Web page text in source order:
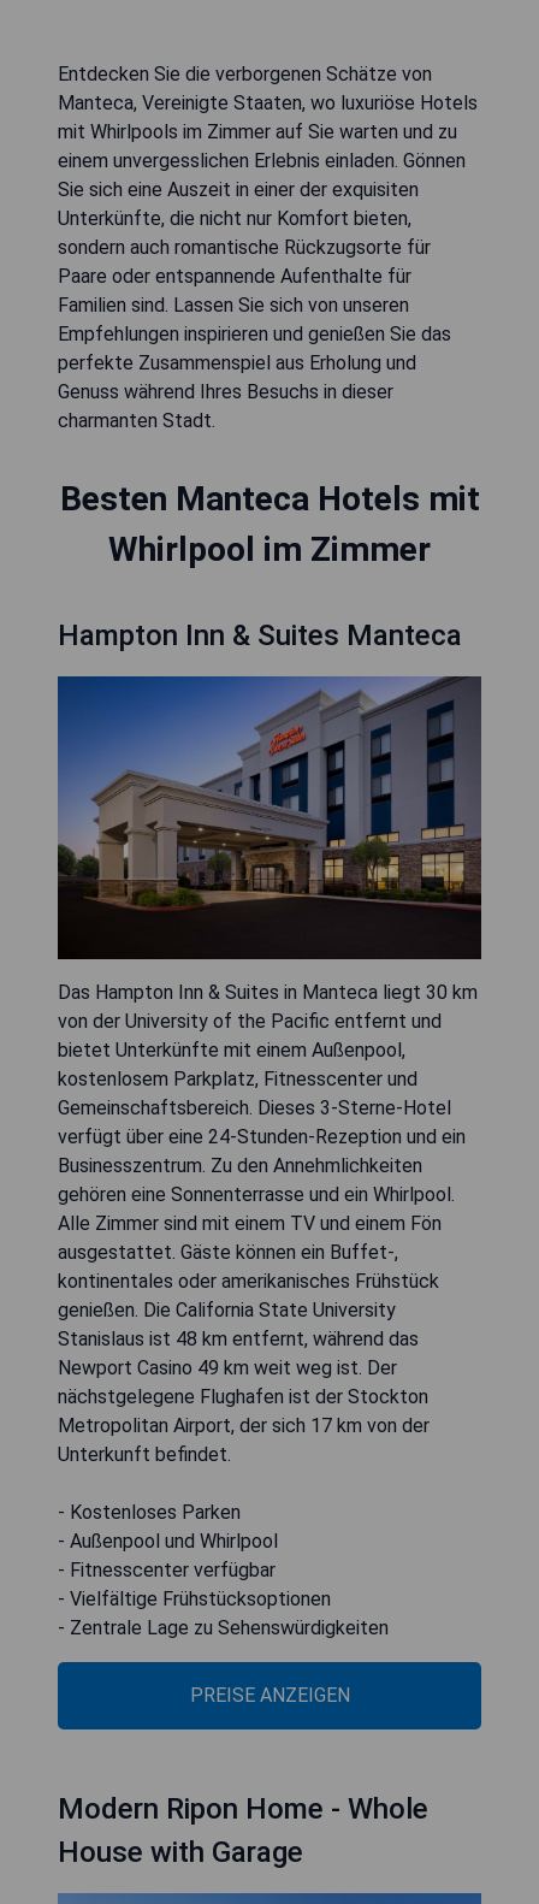
Entdecken Sie die verborgenen Schätze von
Manteca, Vereinigte Staaten, wo luxuriöse Hotels
mit Whirlpools im Zimmer auf Sie warten und zu
einem unvergesslichen Erlebnis einladen. Gönnen
Sie sich eine Auszeit in einer der exquisiten
Unterkünfte, die nicht nur Komfort bieten,
sondern auch romantische Rückzugsorte für
Paare oder entspannende Aufenthalte für
Familien sind. Lassen Sie sich von unseren
Empfehlungen inspirieren und genießen Sie das
perfekte Zusammenspiel aus Erholung und
Genuss während Ihres Besuchs in dieser
charmanten Stadt.
Besten Manteca Hotels mit
Whirlpool im Zimmer
Hampton Inn & Suites Manteca
Das Hampton Inn & Suites in Manteca liegt 30 km
von der University of the Pacific entfernt und
bietet Unterkünfte mit einem Außenpool,
kostenlosem Parkplatz, Fitnesscenter und
Gemeinschaftsbereich. Dieses 3-Sterne-Hotel
verfügt über eine 24-Stunden-Rezeption und ein
Businesszentrum. Zu den Annehmlichkeiten
gehören eine Sonnenterrasse und ein Whirlpool.
Alle Zimmer sind mit einem TV und einem Fön
ausgestattet. Gäste können ein Buffet-,
kontinentales oder amerikanisches Frühstück
genießen. Die California State University
Stanislaus ist 48 km entfernt, während das
Newport Casino 49 km weit weg ist. Der
nächstgelegene Flughafen ist der Stockton
Metropolitan Airport, der sich 17 km von der
Unterkunft befindet.
- Kostenloses Parken
- Außenpool und Whirlpool
- Fitnesscenter verfügbar
- Vielfältige Frühstücksoptionen
- Zentrale Lage zu Sehenswürdigkeiten
PREISE ANZEIGEN
Modern Ripon Home - Whole
House with Garage